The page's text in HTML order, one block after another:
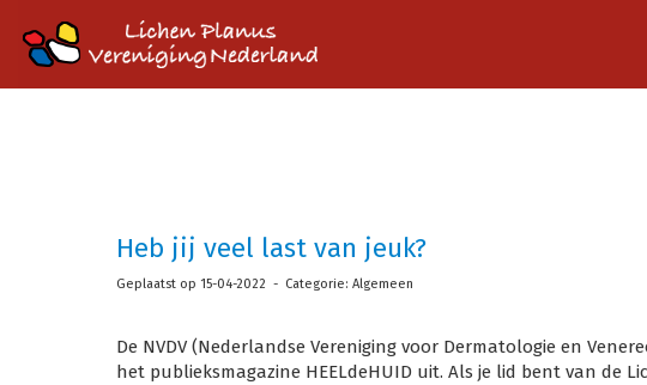
Heb jij veel last van jeuk?
Geplaatst op 15-04-2022 - Categorie: Algemeen
De NVDV (Nederlandse Vereniging voor Dermatologie en
het publieksmagazine HEELdeHUID uit. Als je lid bent van de